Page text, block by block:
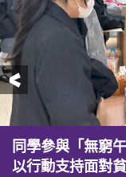
前一頁
同學參與「無窮
以行動支持面對
同學踴躍捐出新
運。
組織學生成為「
檔義賣，讓同學
組織學生成為「
檔義賣，讓同學
學校自組貧富宴
富有人用膳，感
學校自發舉辦賣
支持香港及世界
學校舉行校園嘉
困家庭及弱勢社